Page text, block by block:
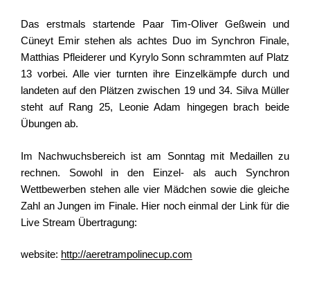
Das erstmals startende Paar Tim-Oliver Geßwein und
Cüneyt Emir stehen als achtes Duo im Synchron Finale,
Matthias Pfleiderer und Kyrylo Sonn schrammten auf Platz
13 vorbei. Alle vier turnten ihre Einzelkämpfe durch und
landeten auf den Plätzen zwischen 19 und 34. Silva Müller
steht auf Rang 25, Leonie Adam hingegen brach beide
Übungen ab.
Im Nachwuchsbereich ist am Sonntag mit Medaillen zu
rechnen. Sowohl in den Einzel- als auch Synchron
Wettbewerben stehen alle vier Mädchen sowie die gleiche
Zahl an Jungen im Finale. Hier noch einmal der Link für die
Live Stream Übertragung:
website: http://aeretrampolinecup.com